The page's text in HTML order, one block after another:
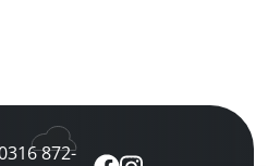
872-